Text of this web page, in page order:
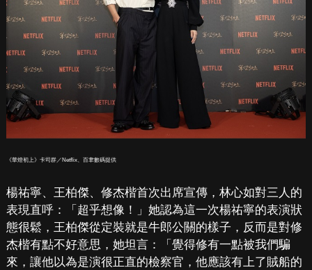
《華燈初上》卡司群／Netflix、百聿數碼提供
楊祐寧、王柏傑、修杰楷首次出席宣傳，林心如對三人的
表現直呼：「超乎想像！」她認為這一次楊祐寧的表演狀
態很鬆，王柏傑從定裝就是牛郎公關的樣子，反而是對修
杰楷有點不好意思，她坦言：「覺得修有一點被我們騙
來，讓他以為是演很正直的檢察官，他應該有上了賊船的